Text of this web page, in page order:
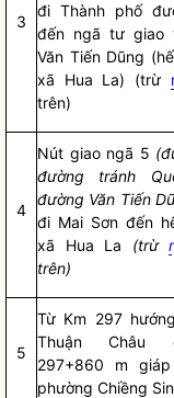
3
đi Thành phố
đến ngã tư giao
Văn Tiến Dũng
xã Hua La) (trừ
trên)
4
Nút giao ngã 5
đường tránh
đường Văn Tiến
đi Mai Sơn đến
xã Hua La (trừ
trên)
5
Từ Km 297
Thuận Châu
297+860 m
phường Chiềng